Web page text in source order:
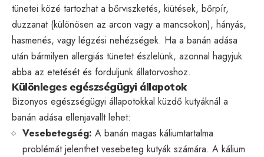
tünetei közé tartozhat a bőrviszketés, kiütések, bőrpír,
duzzanat (különösen az arcon vagy a mancsokon), hányás,
hasmenés, vagy légzési nehézségek. Ha a banán adása
után bármilyen allergiás tünetet észlelünk, azonnal hagyjuk
abba az etetését és forduljunk állatorvoshoz.
Különleges egészségügyi állapotok
Bizonyos egészségügyi állapotokkal küzdő kutyáknál a
banán adása ellenjavallt lehet:
Vesebetegség: A banán magas káliumtartalma
problémát jelenthet vesebeteg kutyák számára. A kálium